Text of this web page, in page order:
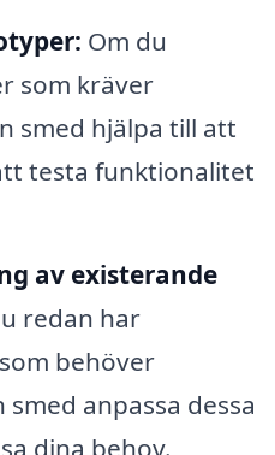
Om du
som kräver
smed hjälpa till att
testa funktionalitet
av existerande
redan har
behöver
anpassa dessa
dina behov.